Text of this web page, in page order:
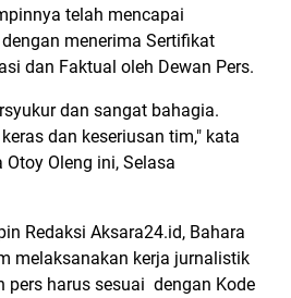
telah mencapai
menerima Sertifikat
dan Faktual oleh Dewan Pers.
dan sangat bahagia.
dan keseriusan tim," kata
Oleng ini, Selasa
Redaksi Aksara24.id, Bahara
melaksanakan kerja jurnalistik
pers harus sesuai dengan Kode